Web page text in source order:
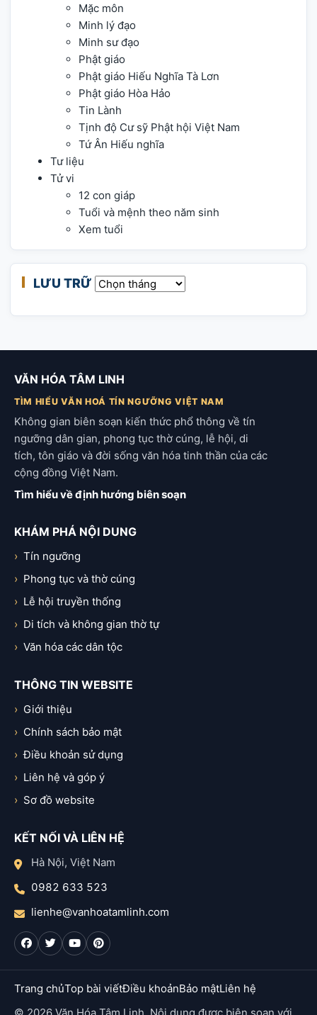
Mặc môn
Minh lý đạo
Minh sư đạo
Phật giáo
Phật giáo Hiếu Nghĩa Tà Lơn
Phật giáo Hòa Hảo
Tin Lành
Tịnh độ Cư sỹ Phật hội Việt Nam
Tứ Ân Hiếu nghĩa
Tư liệu
Tử vi
12 con giáp
Tuổi và mệnh theo năm sinh
Xem tuổi
LƯU TRỮ Lưu trữ
VĂN HÓA TÂM LINH
TÌM HIỂU VĂN HOÁ TÍN NGƯỠNG VIỆT NAM
Không gian biên soạn kiến thức phổ thông về tín
ngưỡng dân gian, phong tục thờ cúng, lễ hội, di
tích, tôn giáo và đời sống văn hóa tinh thần của các
cộng đồng Việt Nam.
Tìm hiểu về định hướng biên soạn
KHÁM PHÁ NỘI DUNG
Tín ngưỡng
Phong tục và thờ cúng
Lễ hội truyền thống
Di tích và không gian thờ tự
Văn hóa các dân tộc
THÔNG TIN WEBSITE
Giới thiệu
Chính sách bảo mật
Điều khoản sử dụng
Liên hệ và góp ý
Sơ đồ website
KẾT NỐI VÀ LIÊN HỆ
Hà Nội, Việt Nam
0982 633 523
lienhe@vanhoatamlinh.com
Trang chủTop bài viếtĐiều khoảnBảo mậtLiên hệ